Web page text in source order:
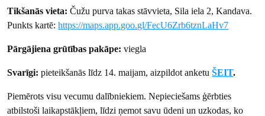
Tikšanās vieta: Čužu purva takas stāvvieta, Sila iela 2, Kandava.
Punkts kartē:https://maps.app.goo.gl/FecU6Zrb6tznLaHv7
Pārgājiena grūtības pakāpe:viegla
Svarīgi: pieteikšanās līdz 14. maijam, aizpildot anketuŠEIT.
Piemērots visu vecumu dalībniekiem. Nepieciešams ģērbties
atbilstoši laikapstākļiem, līdzi ņemot savu ūdeni un uzkodas, ko